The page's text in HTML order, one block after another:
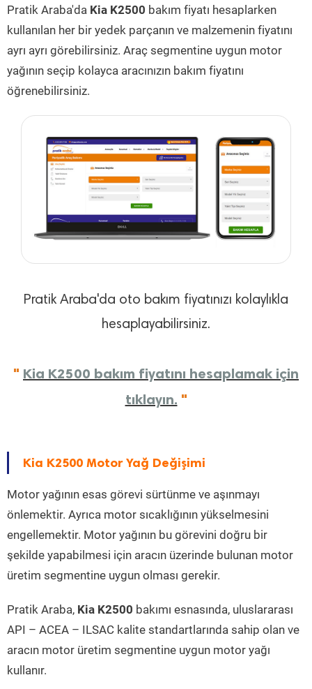
Pratik Araba'da Kia K2500 bakım fiyatı hesaplarken
kullanılan her bir yedek parçanın ve malzemenin fiyatını
ayrı ayrı görebilirsiniz. Araç segmentine uygun motor
yağının seçip kolayca aracınızın bakım fiyatını
öğrenebilirsiniz.
Pratik Araba'da oto bakım fiyatınızı kolaylıkla
hesaplayabilirsiniz.
" Kia K2500 bakım fiyatını hesaplamak için
tıklayın. "
Kia K2500 Motor Yağ Değişimi
Motor yağının esas görevi sürtünme ve aşınmayı
önlemektir. Ayrıca motor sıcaklığının yükselmesini
engellemektir. Motor yağının bu görevini doğru bir
şekilde yapabilmesi için aracın üzerinde bulunan motor
üretim segmentine uygun olması gerekir.
Pratik Araba, Kia K2500 bakımı esnasında, uluslararası
API – ACEA – ILSAC kalite standartlarında sahip olan ve
aracın motor üretim segmentine uygun motor yağı
kullanır.